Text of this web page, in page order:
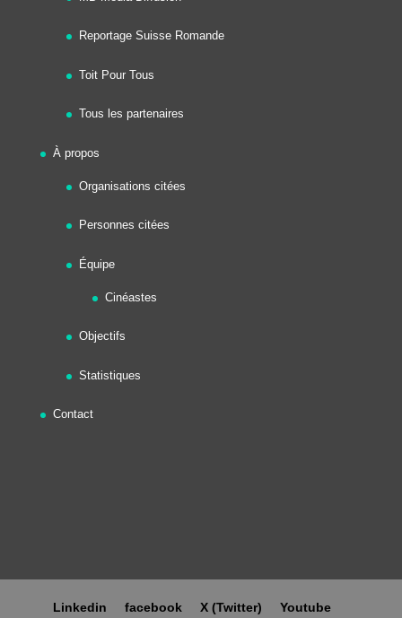
Reportage Suisse Romande
Toit Pour Tous
Tous les partenaires
À propos
Organisations citées
Personnes citées
Équipe
Cinéastes
Objectifs
Statistiques
Contact
Linkedin facebook X (Twitter) Youtube